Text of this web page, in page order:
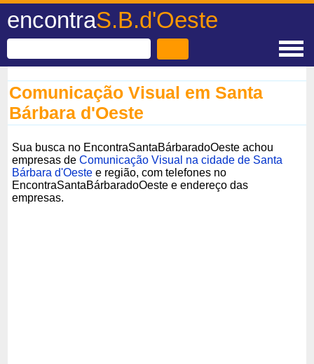
encontraS.B.d'Oeste
Comunicação Visual em Santa
Bárbara d'Oeste
Sua busca no EncontraSantaBárbaradoOeste achou
empresas deComunicação Visual na cidade de Santa
Bárbara d'Oeste e região, com telefones no
EncontraSantaBárbaradoOeste e endereço das
empresas.